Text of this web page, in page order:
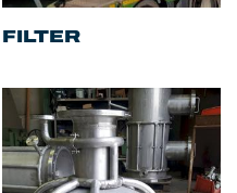
FILTER